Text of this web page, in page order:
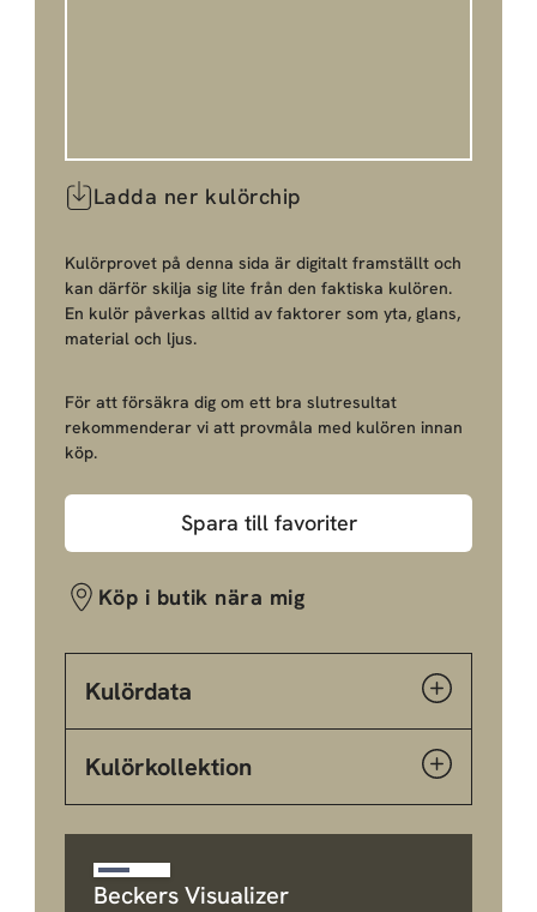
Ladda ner kulörchip
Kulörprovet på denna sida är digitalt framställt och
kan därför skilja sig lite från den faktiska kulören.
En kulör påverkas alltid av faktorer som yta, glans,
material och ljus.
För att försäkra dig om ett bra slutresultat
rekommenderar vi att provmåla med kulören innan
köp.
Spara till favoriter
Köp i butik nära mig
Kulördata
Kulörkollektion
Beckers Visualizer